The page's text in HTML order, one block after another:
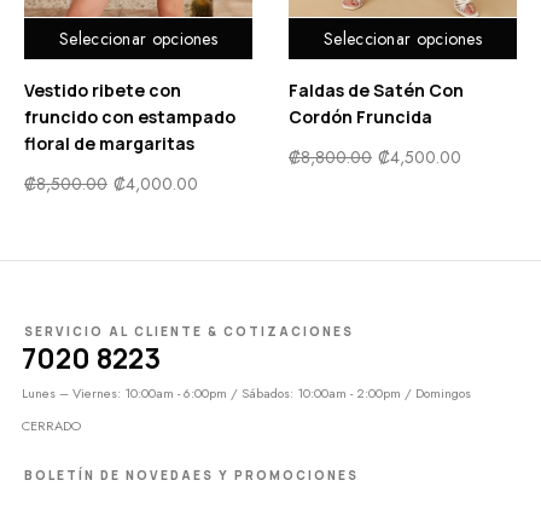
Seleccionar opciones
Vestido ribete con
fruncido con estampado
floral de margaritas
₡8,500.00 ₡4,000.00
Seleccionar opciones
Faldas de Satén Con
Cordón Fruncida
₡8,800.00 ₡4,500.00
SERVICIO AL CLIENTE & COTIZACIONES
7020 8223
Lunes – Viernes: 10:00am - 6:00pm / Sábados: 10:00am - 2:00pm / Domingos
CERRADO
BOLETÍN DE NOVEDAES Y PROMOCIONES